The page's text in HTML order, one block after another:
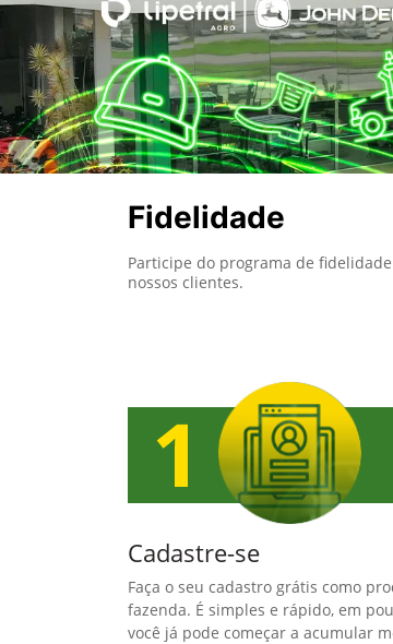
Fidelidade
Participe do programa de
nossos clientes.
Cadastre-se
Faça o seu cadastro grátis como
fazenda. É simples e rápido, em
você já pode começar a acumular